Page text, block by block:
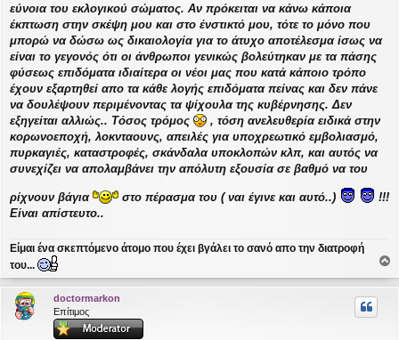
εύνοια του εκλογικού σώματος. Αν πρόκειται να κάνω κάποια
έκπτωση στην σκέψη μου και στο ένστικτό μου, τότε το μόνο που
μπορώ να δώσω ως δικαιολογία για το άτυχο αποτέλεσμα ίσως να
είναι το γεγονός ότι οι άνθρωποι γενικώς βολεύτηκαν με τα πάσης
φύσεως επιδόματα ιδιαίτερα οι νέοι μας που κατά κάποιο τρόπο
έχουν εξαρτηθεί απο τα κάθε λογής επιδόματα πείνας και δεν πάνε
να δουλέψουν περιμένοντας τα ψίχουλα της κυβέρνησης. Δεν
εξηγείται αλλιώς.. Τόσος τρόμος
, τόση ανελευθερία ειδικά στην
κορωνοεποχή, λοκνταουνς, απειλές για υποχρεωτικό εμβολιασμό,
πυρκαγιές, καταστροφές, σκάνδαλα υποκλοπών κλπ, και αυτός να
συνεχίζει να απολαμβάνει την απόλυτη εξουσία σε βαθμό να του
ρίχνουν βάγια στο πέρασμα του ( ναι έγινε και αυτό..)
!!!
Είναι απίστευτο..
Είμαι ένα σκεπτόμενο άτομο που έχει βγάλει το σανό απο την διατροφή
του...
ο
ρ
doctormarkon
Επίτιμος